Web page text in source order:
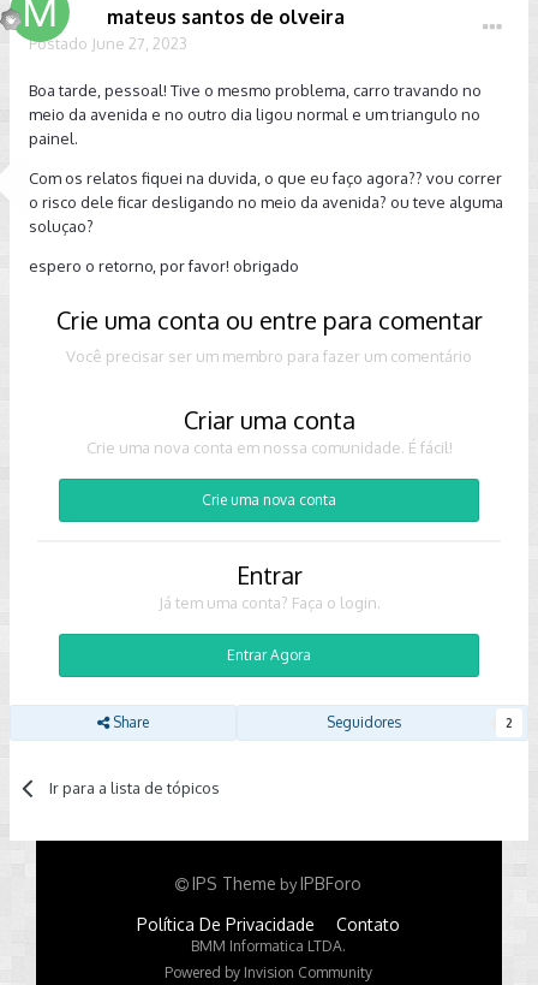
mateus santos de olveira
Postado June 27, 2023
Boa tarde, pessoal! Tive o mesmo problema, carro travando no
meio da avenida e no outro dia ligou normal e um triangulo no
painel.
Com os relatos fiquei na duvida, o que eu faço agora?? vou correr
o risco dele ficar desligando no meio da avenida? ou teve alguma
soluçao?
espero o retorno, por favor! obrigado
Crie uma conta ou entre para comentar
Você precisar ser um membro para fazer um comentário
Criar uma conta
Crie uma nova conta em nossa comunidade. É fácil!
Crie uma nova conta
Entrar
Já tem uma conta? Faça o login.
Entrar Agora
Share Seguidores 2
Ir para a lista de tópicos
IPS Theme byIPBForo
Política De Privacidade Contato
BMM Informatica LTDA.
Powered by Invision Community